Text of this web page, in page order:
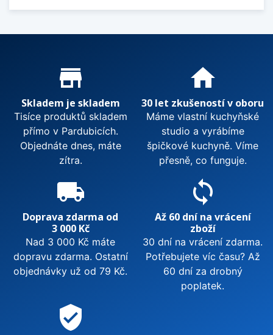
Proč nakupovat u nás?
store_mall_directory
Skladem je skladem
Tisíce produktů skladem
přímo v Pardubicích.
Objednáte dnes, máte
zítra.
home
30 let zkušeností v oboru
Máme vlastní kuchyňské
studio a vyrábíme
špičkové kuchyně. Víme
přesně, co funguje.
local_shipping
Doprava zdarma od
3 000 Kč
Nad 3 000 Kč máte
dopravu zdarma. Ostatní
objednávky už od 79 Kč.
sync
Až 60 dní na vrácení
zboží
30 dní na vrácení zdarma.
Potřebujete víc času? Až
60 dní za drobný
poplatek.
verified_user